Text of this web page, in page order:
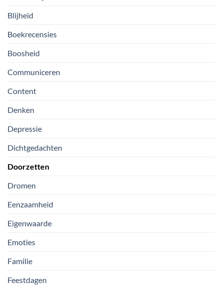
Blijheid
Boekrecensies
Boosheid
Communiceren
Content
Denken
Depressie
Dichtgedachten
Doorzetten
Dromen
Eenzaamheid
Eigenwaarde
Emoties
Familie
Feestdagen